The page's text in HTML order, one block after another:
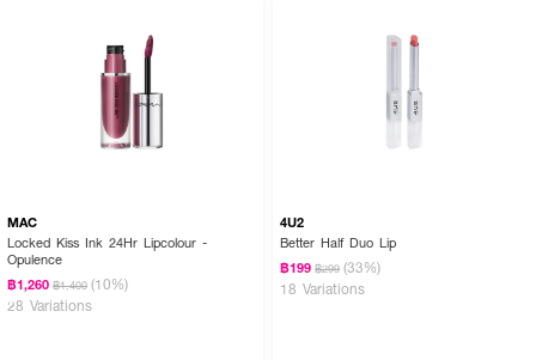
● ลิปออยล์รุ่นนี้ทาแล้วเหนียวเหนอะหนะรำคาญปากไหมคะ และให้ความชุ่มชื้น
เรื่องความชุ่มชื้นถือว่าทำได้ดีเยี่ยมยาวนานค่ะ เพราะมี Sugar Squalane และ
Ceramide Complex เข้มข้นที่ตรงเข้าช่วยจัดการซ่อมแซมปราการผิวและล็อก
ความชุ่มชื้นไว้ ช่วยให้ริมฝีปากเนียนนุ่ม ไม่กลับมาแห้งแตกเป็นขุยระหว่างวันค่ะ
● สามารถทาลิปออยล์ตัวนี้ก่อนนอนเพื่อเป็นลิปมาสก์ได้ไหมคะ?
MAC
Locked Kiss Ink 24Hr Lipcolour -
Opulence
฿1,260 ฿1,400 (10%)
28 Variations
4U2
Better Half Duo Lip
฿199 ฿299 (33%)
18 Variations